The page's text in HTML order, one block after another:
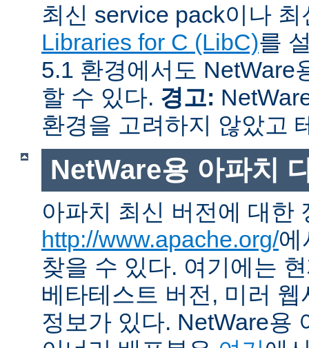
최신 service pack이나
Libraries for C (LibC)를
5.1 환경에서도 NetWare
할 수 있다. 경고:
환경을 고려하지 않았고
NetWare용 아파치
아파치 최신 버전에 대한
http://www.apache.org/에
찾을 수 있다. 여기에는
베타테스트 버전, 미러
정보가 있다. NetWare용